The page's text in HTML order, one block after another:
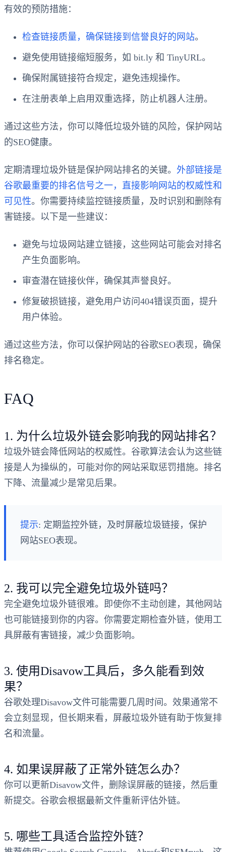
有效的预防措施：
检查链接质量，确保链接到信誉良好的网站。
避免使用链接缩短服务，如 bit.ly 和 TinyURL。
确保附属链接符合规定，避免违规操作。
在注册表单上启用双重选择，防止机器人注册。
通过这些方法，你可以降低垃圾外链的风险，保护网站
的SEO健康。
定期清理垃圾外链是保护网站排名的关键。 外部链接是
谷歌最重要的排名信号之一，直接影响网站的权威性和
可见性。你需要持续监控链接质量，及时识别和删除有
害链接。以下是一些建议：
避免与垃圾网站建立链接，这些网站可能会对排名
产生负面影响。
审查潜在链接伙伴，确保其声誉良好。
修复破损链接，避免用户访问404错误页面，提升
用户体验。
通过这些方法，你可以保护网站的谷歌SEO表现，确保
排名稳定。
FAQ
1. 为什么垃圾外链会影响我的网站排名？
垃圾外链会降低网站的权威性。谷歌算法会认为这些链
接是人为操纵的，可能对你的网站采取惩罚措施。排名
下降、流量减少是常见后果。
提示: 定期监控外链，及时屏蔽垃圾链接，保护
网站SEO表现。
2. 我可以完全避免垃圾外链吗？
完全避免垃圾外链很难。即使你不主动创建，其他网站
也可能链接到你的内容。你需要定期检查外链，使用工
具屏蔽有害链接，减少负面影响。
3. 使用Disavow工具后，多久能看到效
果？
谷歌处理Disavow文件可能需要几周时间。效果通常不
会立刻显现，但长期来看，屏蔽垃圾外链有助于恢复排
名和流量。
4. 如果误屏蔽了正常外链怎么办？
你可以更新Disavow文件，删除误屏蔽的链接，然后重
新提交。谷歌会根据最新文件重新评估外链。
5. 哪些工具适合监控外链？